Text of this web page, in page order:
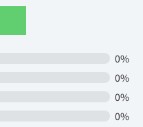
0%
0%
0%
0%